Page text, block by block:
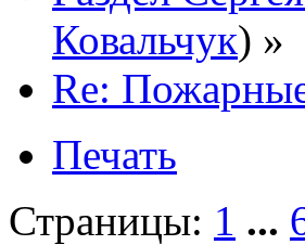
Ковальчук) »
Re:
Печать
Страницы: 1 ...